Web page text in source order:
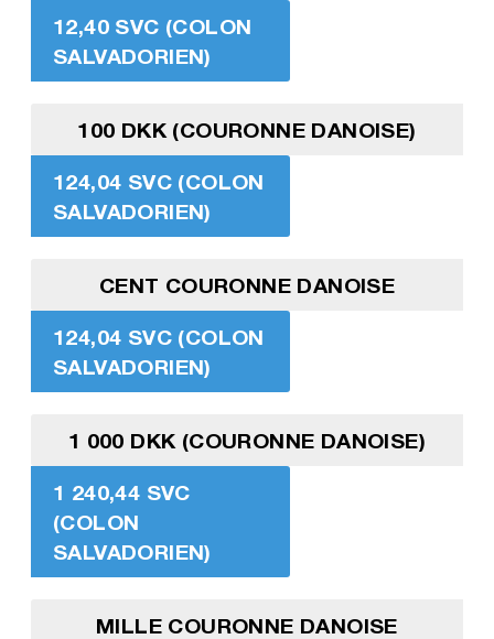
12,40 SVC (COLON
SALVADORIEN)
100 DKK (COURONNE DANOISE)
124,04 SVC (COLON
SALVADORIEN)
CENT COURONNE DANOISE
124,04 SVC (COLON
SALVADORIEN)
1 000 DKK (COURONNE DANOISE)
1 240,44 SVC
(COLON
SALVADORIEN)
MILLE COURONNE DANOISE